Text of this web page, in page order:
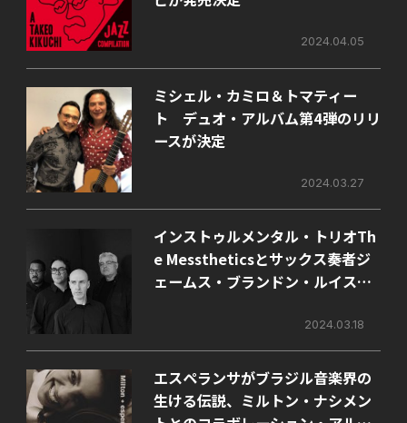
2024.04.05
ミシェル・カミロ＆トマティー
ト デュオ・アルバム第4弾のリリ
ースが決定
2024.03.27
インストゥルメンタル・トリオTh
e Messtheticsとサックス奏者ジ
ェームス・ブランドン・ルイスに
2024.03.18
エスペランサがブラジル音楽界の
生ける伝説、ミルトン・ナシメン